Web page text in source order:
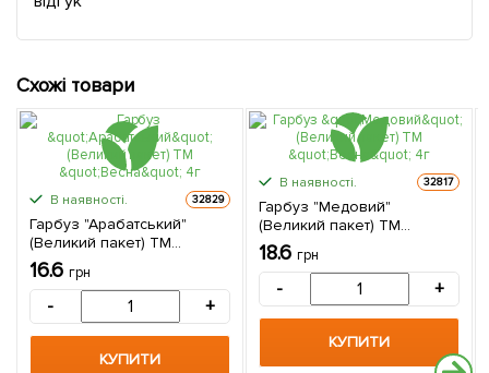
Схожі товари
В наявності. 32829
Гарбуз "Арабатський"
(Великий пакет) ТМ
"Весна" 4г
16.6 грн
- +
КУПИТИ
В наявності. 32817
Гарбуз "Медовий"
(Великий пакет) ТМ
"Весна" 4г
18.6 грн
- +
КУПИТИ